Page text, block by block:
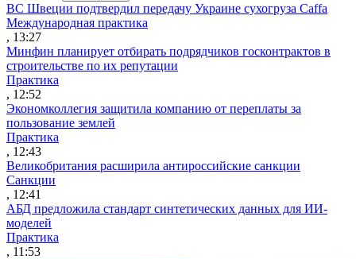
ВС Швеции подтвердил передачу Украине сухогруза Caffa
Международная практика
, 13:27
Минфин планирует отбирать подрядчиков госконтрактов в
строительстве по их репутации
Практика
, 12:52
Экономколлегия защитила компанию от переплаты за
пользование землей
Практика
, 12:43
Великобритания расширила антироссийские санкции
Санкции
, 12:41
АБД предложила стандарт синтетических данных для ИИ-
моделей
Практика
, 11:53